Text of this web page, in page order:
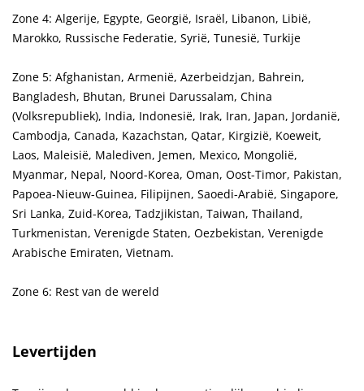
Zone 4: Algerije, Egypte, Georgië, Israël, Libanon, Libië,
Marokko, Russische Federatie, Syrië, Tunesië, Turkije
Zone 5: Afghanistan, Armenië, Azerbeidzjan, Bahrein,
Bangladesh, Bhutan, Brunei Darussalam, China
(Volksrepubliek), India, Indonesië, Irak, Iran, Japan, Jordanië,
Cambodja, Canada, Kazachstan, Qatar, Kirgizië, Koeweit,
Laos, Maleisië, Malediven, Jemen, Mexico, Mongolië,
Myanmar, Nepal, Noord-Korea, Oman, Oost-Timor, Pakistan,
Papoea-Nieuw-Guinea, Filipijnen, Saoedi-Arabië, Singapore,
Sri Lanka, Zuid-Korea, Tadzjikistan, Taiwan, Thailand,
Turkmenistan, Verenigde Staten, Oezbekistan, Verenigde
Arabische Emiraten, Vietnam.
Zone 6: Rest van de wereld
Levertijden